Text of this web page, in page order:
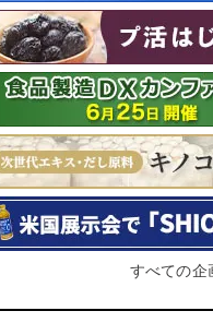
すべての企